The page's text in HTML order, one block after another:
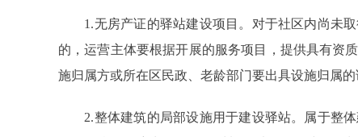
1.无房产证的驿站建设项目。对于社区内尚未取
的，运营主体要根据开展的服务项目，提供具有资
施归属方或所在区民政、老龄部门要出具设施归属的
2.整体建筑的局部设施用于建设驿站。属于整体